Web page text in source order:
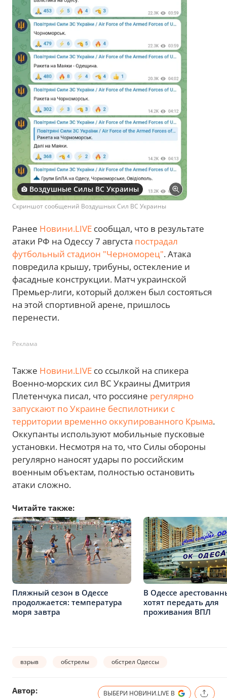
Воздушные Силы ВС Украины
Скриншот сообщений Воздушных Сил ВС Украины
Ранее Новини.LIVE сообщал, что в результате
атаки РФ на Одессу 7 августа пострадал
футбольный стадион "Черноморец". Атака
повредила крышу, трибуны, остекление и
фасадные конструкции. Матч украинской
Премьер-лиги, который должен был состояться
на этой спортивной арене, пришлось
перенести.
Реклама
Также Новини.LIVE со ссылкой на спикера
Военно-морских сил ВС Украины Дмитрия
Плетенчука писал, что россияне регулярно
запускают по Украине беспилотники с
территории временно оккупированного Крыма.
Оккупанты используют мобильные пусковые
установки. Несмотря на то, что Силы обороны
регулярно наносят удары по российским
военным объектам, полностью остановить
атаки сложно.
Читайте также:
Пляжный сезон в Одессе
продолжается: температура
моря завтра
В Одессе
хотят передать для
проживания ВПЛ
взрыв обстрелы обстрел Одессы
Автор: ВЫБЕРИ НОВИНИ.LIVE В